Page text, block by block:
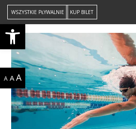
Open toolbar
WSZYSTKIE PŁYWALNIE KUP BILET
A A A